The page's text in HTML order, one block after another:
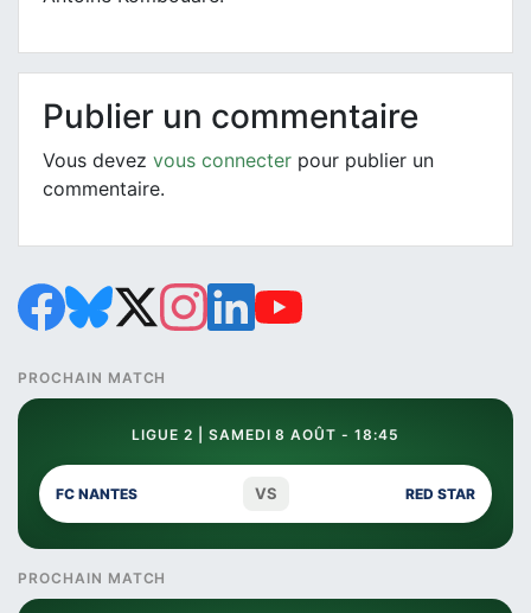
Publier un commentaire
Vous devez vous connecter pour publier un
commentaire.
PROCHAIN MATCH
LIGUE 2 | SAMEDI 8 AOÛT - 18:45
FC NANTES VS RED STAR
PROCHAIN MATCH